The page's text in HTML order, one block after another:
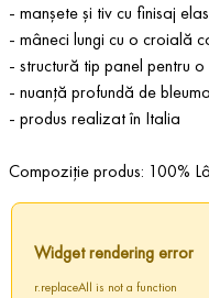
- manșete și tiv cu finisaj
- mâneci lungi cu o croială
- structură tip panel pentru
- nuanță profundă de
- produs realizat în Italia
Compoziție produs: 100%
Widget rendering error
r.replaceAll is not a function